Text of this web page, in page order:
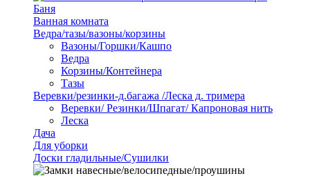
Баня
Ванная комната
Ведра/тазы/вазоны/корзины
Вазоны/Горшки/Кашпо
Ведра
Корзины/Контейнера
Тазы
Веревки/резинки-д.багажа /Леска д. тримера
Веревки/ Резинки/Шпагат/ Капроновая нить
Леска
Дача
Для уборки
Доски гладильные/Сушилки